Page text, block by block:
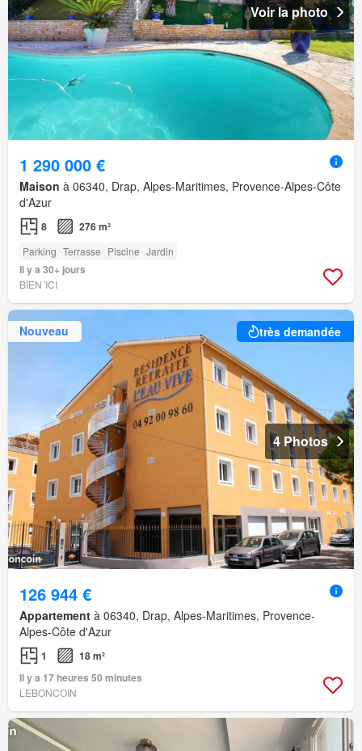
Voir la photo
1 290 000 €
Maison à 06340, Drap, Alpes-Maritimes, Provence-Alpes-Côte
d'Azur
8 276 m²
Parking Terrasse Piscine Jardin
Il y a 30+ jours
BIEN´ICI
Nouveau très demandée
4 Photos
126 944 €
Appartement à 06340, Drap, Alpes-Maritimes, Provence-
Alpes-Côte d'Azur
1
18 m²
Il y a 17 heures 50 minutes
LEBONCOIN